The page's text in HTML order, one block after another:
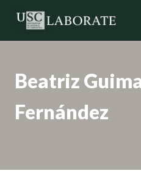
Saltar
Beatriz
Fernández